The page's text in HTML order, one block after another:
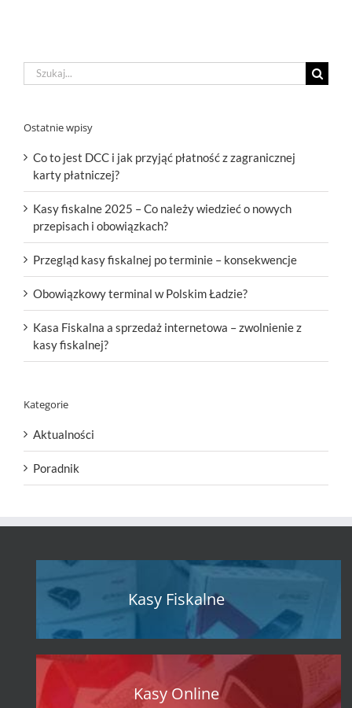
Szukaj
Ostatnie wpisy
Co to jest DCC i jak przyjąć płatność z zagranicznej
karty płatniczej?
Kasy fiskalne 2025 – Co należy wiedzieć o nowych
przepisach i obowiązkach?
Przegląd kasy fiskalnej po terminie – konsekwencje
Obowiązkowy terminal w Polskim Ładzie?
Kasa Fiskalna a sprzedaż internetowa – zwolnienie z
kasy fiskalnej?
Kategorie
Aktualności
Poradnik
Kasy Fiskalne
Kasy Online